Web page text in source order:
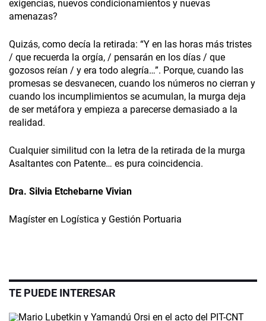
exigencias, nuevos condicionamientos y nuevas
amenazas?
Quizás, como decía la retirada: “Y en las horas más tristes
/ que recuerda la orgía, / pensarán en los días / que
gozosos reían / y era todo alegría…”. Porque, cuando las
promesas se desvanecen, cuando los números no cierran y
cuando los incumplimientos se acumulan, la murga deja
de ser metáfora y empieza a parecerse demasiado a la
realidad.
Cualquier similitud con la letra de la retirada de la murga
Asaltantes con Patente… es pura coincidencia.
Dra. Silvia Etchebarne Vivian
Magíster en Logística y Gestión Portuaria
TE PUEDE INTERESAR